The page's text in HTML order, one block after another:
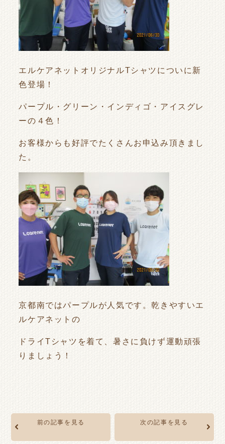
エルケアネットオリジナルTシャツについに新
色登場！
パープル・グリーン・インディゴ・アイスグレ
ーの４色！
お客様からも好評でたくさんお申込み頂きまし
た。
京都南ではパープルが人気です。乾きやすいエ
ルケアネットの
ドライTシャツを着て、暑さに負けず運動頑張
りましょう！
前の記事を見る 次の記事を見る